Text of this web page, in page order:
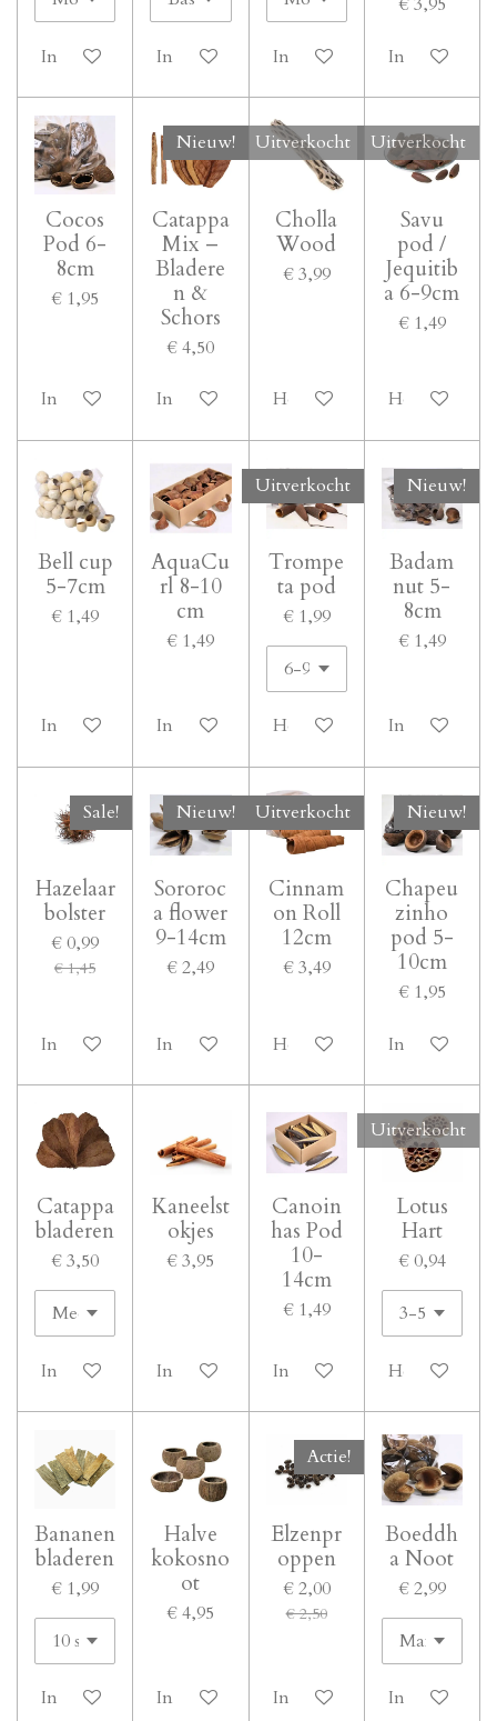
In winkelwagenIn winkelwagenIn winkelwagen
In
Cocos
Pod 6-
8cm
€ 1,95
In winkelwagen
Nieuw!
Catappa
Mix –
Bladere
n &
Schors
€ 4,50
In winkelwagen
Uitverkocht
Cholla
Wood
€ 3,99
Houd mij op de hoogte
Uitverkocht
Savu
pod /
Jequitib
a 6-9cm
€ 1,49
Houd mij op
Bell cup
5-7cm
€ 1,49
In winkelwagen
AquaCu
rl 8-10
cm
€ 1,49
In winkelwagen
Uitverkocht
Trompe
ta pod
€ 1,99
Houd mij op de hoogte
Nieuw!
Badam
nut 5-
8cm
€ 1,49
In
Sale!
Hazelaar
bolster
€ 0,99
€ 1,45
In winkelwagen
Nieuw!
Sororoc
a flower
9-14cm
€ 2,49
In winkelwagen
Uitverkocht
Cinnam
on Roll
12cm
€ 3,49
Houd mij op de hoogte
Nieuw!
Chapeu
zinho
pod 5-
10cm
€ 1,95
In
Catappa
bladeren
€ 3,50
In winkelwagen
Kaneelst
okjes
€ 3,95
In winkelwagen
Canoin
has Pod
10-
14cm
€ 1,49
In winkelwagen
Uitverkocht
Lotus
Hart
€ 0,94
Houd mij op
Bananen
bladeren
€ 1,99
In winkelwagen
Halve
kokosno
ot
€ 4,95
In winkelwagen
Actie!
Elzenpr
oppen
€ 2,00
€ 2,50
In winkelwagen
Boeddh
a Noot
€ 2,99
In